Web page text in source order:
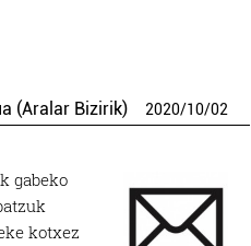
(Aralar Bizirik) 2020/10/02
gabeko
kotxez